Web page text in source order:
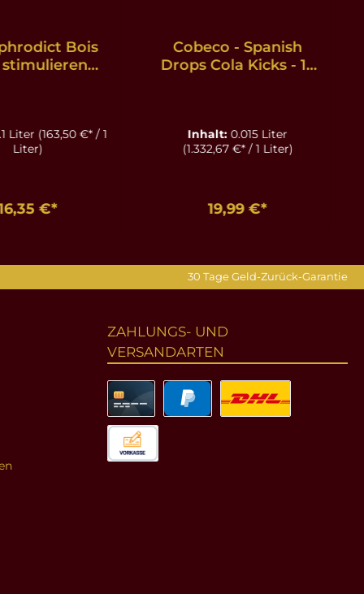
Bois
Liter (163,50 €* / 1
Liter)
€*
Cobeco - Spanish
Drops Cola Kicks - 15
Inhalt:0.015 Liter
(1.332,67 €* / 1 Liter)
19,99 €*
30 Tage Geld-Zurück-Garantie
ZAHLUNGS- UND
VERSANDARTEN